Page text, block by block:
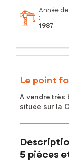
Année
:
1987
Le point
A vendre très
située sur la
5 pièces